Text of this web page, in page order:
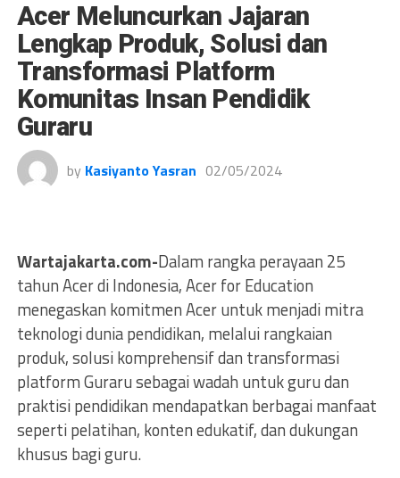
Acer Meluncurkan Jajaran
Lengkap Produk, Solusi dan
Transformasi Platform
Komunitas Insan Pendidik
Guraru
by Kasiyanto Yasran 02/05/2024
Wartajakarta.com-Dalam rangka perayaan 25
tahun Acer di Indonesia, Acer for Education
menegaskan komitmen Acer untuk menjadi mitra
teknologi dunia pendidikan, melalui rangkaian
produk, solusi komprehensif dan transformasi
platform Guraru sebagai wadah untuk guru dan
praktisi pendidikan mendapatkan berbagai manfaat
seperti pelatihan, konten edukatif, dan dukungan
khusus bagi guru.